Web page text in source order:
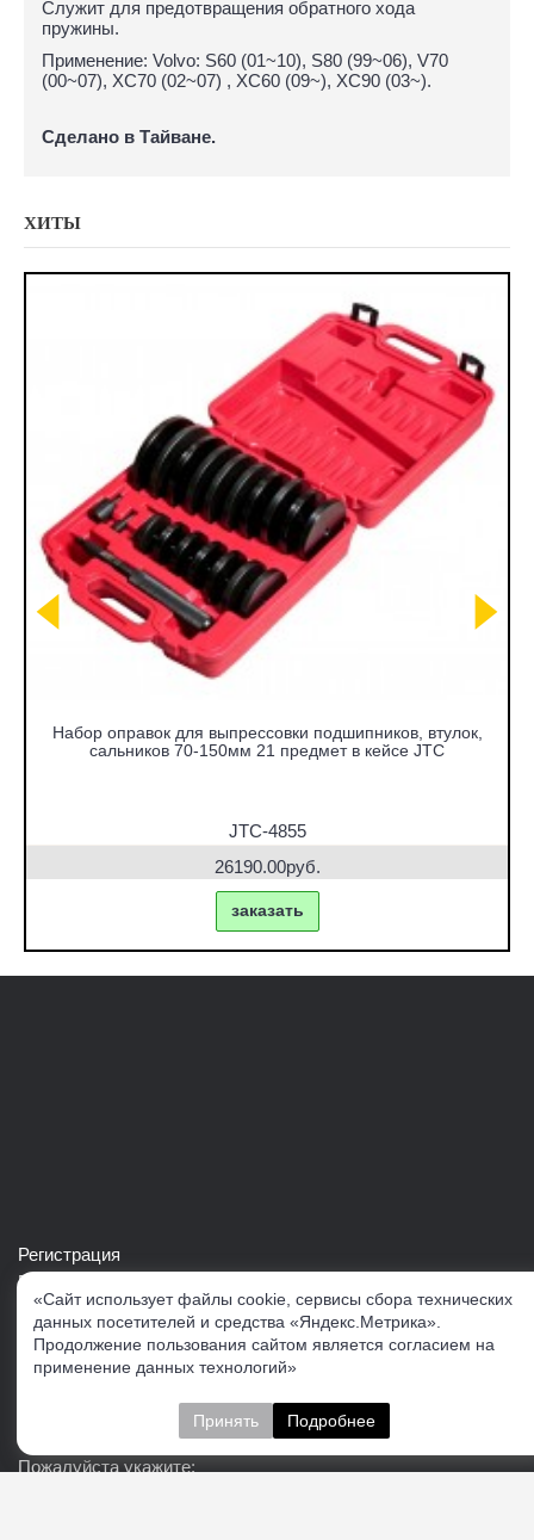
Служит для предотвращения обратного хода
пружины.
Применение: Volvo: S60 (01~10), S80 (99~06), V70
(00~07), XC70 (02~07) , XC60 (09~), XC90 (03~).
Сделано в Тайване.
ХИТЫ
Набор оправок для выпрессовки подшипников, втулок,
сальников 70-150мм 21 предмет в кейсе JTC
JTC-4855
26190.00руб.
заказать
Регистрация
Войти в свой аккаунт
Скачать каталог продукции VERTUL
Следите за нами
Пожалуйста укажите:
«Сайт использует файлы cookie, сервисы сбора технических
данных посетителей и средства «Яндекс.Метрика».
Продолжение пользования сайтом является согласием на
применение данных технологий»
Принять Подробнее